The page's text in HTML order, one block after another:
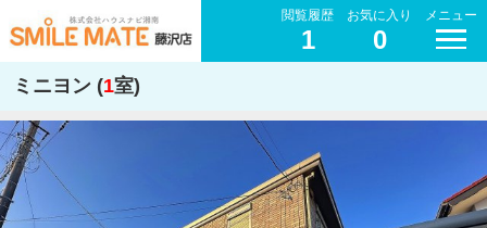
閲覧履歴
1
お気に入り
0
メニュー
ミニヨン (1室)